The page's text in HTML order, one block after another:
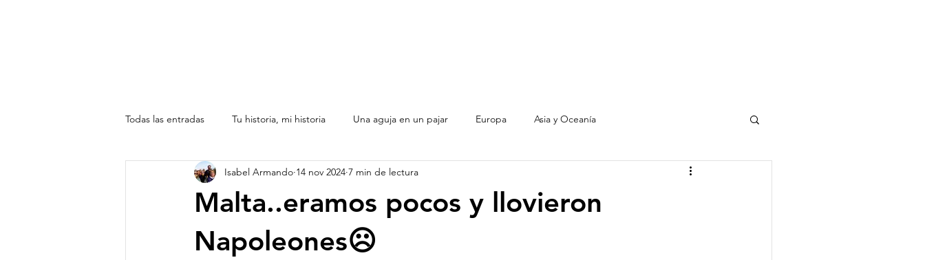
Todas las entradas Tu historia, mi historia Una aguja en un pajar Europa Asia y Oceanía
América toda , de norte a sur Argentina
Malta..eramos pocos y llovieron
Napoleones☹️
Isabel Armando 14 nov 2024 7 min de lectura